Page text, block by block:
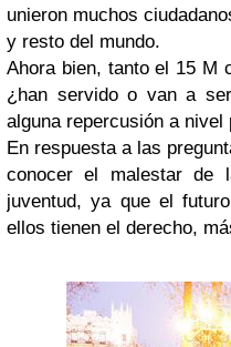
unieron muchos
y resto del mundo.
Ahora bien, tanto el 15 M
¿han servido o van a
alguna repercusión a
En respuesta a las
conocer el malestar de
juventud, ya que el
ellos tienen el derecho,